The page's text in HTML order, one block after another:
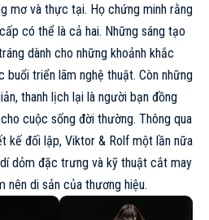
mơ và thực tại. Họ chứng minh rằng
có thể là cả hai. Những sáng tạo
dành cho những khoảnh khắc
buổi triển lãm nghệ thuật. Còn những
thanh lịch lại là người bạn đồng
cuộc sống đời thường. Thông qua
kế đối lập, Viktor & Rolf một lần nữa
dỏm đặc trưng và kỹ thuật cắt may
nên di sản của thương hiệu.